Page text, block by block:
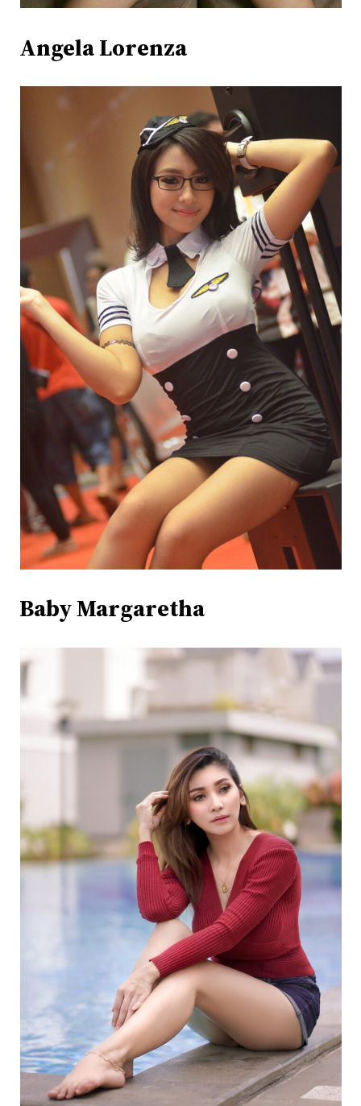
Angela Lorenza
Baby Margaretha